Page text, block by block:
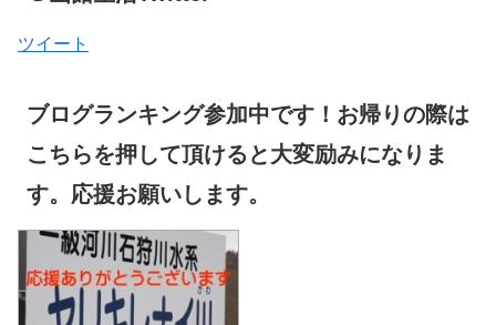
ツイート
ブログランキング参加中です！お帰りの際は
こちらを押して頂けると大変励みになりま
す。応援お願いします。